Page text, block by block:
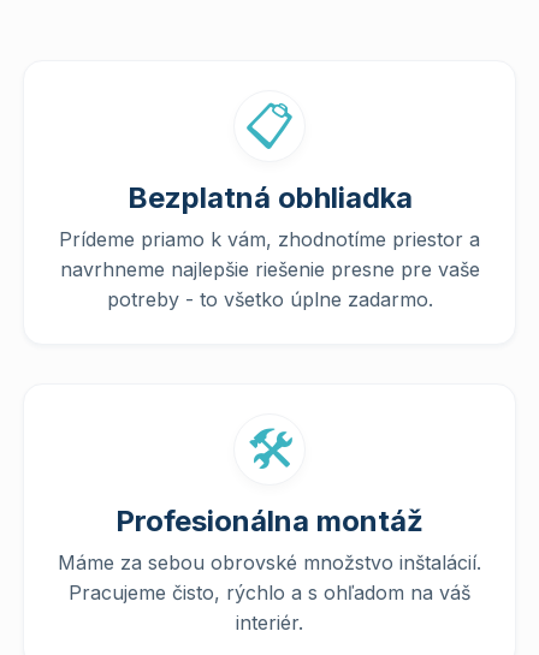
📋
Bezplatná obhliadka
Prídeme priamo k vám, zhodnotíme priestor a
navrhneme najlepšie riešenie presne pre vaše
potreby - to všetko úplne zadarmo.
🛠️
Profesionálna montáž
Máme za sebou obrovské množstvo inštalácií.
Pracujeme čisto, rýchlo a s ohľadom na váš
interiér.